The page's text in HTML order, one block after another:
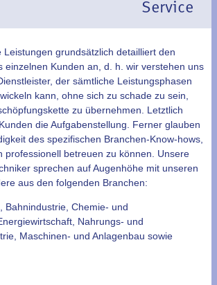
Service
Leistungen grundsätzlich detailliert den
einzelnen Kunden an, d. h. wir verstehen uns
der sämtliche Leistungsphasen
kann, ohne sich zu schade zu sein,
zu übernehmen. Letztlich
die Aufgabenstellung. Ferner glauben
des spezifischen Branchen-Know-hows,
professionell betreuen zu können. Unsere
sprechen auf Augenhöhe mit unseren
aus den folgenden Branchen:
Bahnindustrie, Chemie- und
Nahrungs- und
Maschinen- und Anlagenbau sowie